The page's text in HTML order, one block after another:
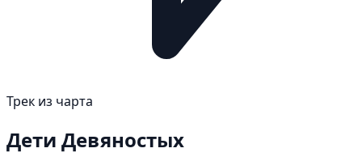
Трек из чарта
Дети Девяностых